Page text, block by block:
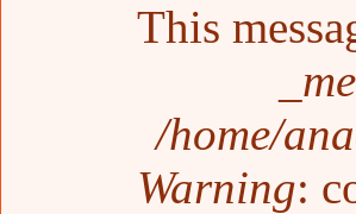
This
/home/
Warning: